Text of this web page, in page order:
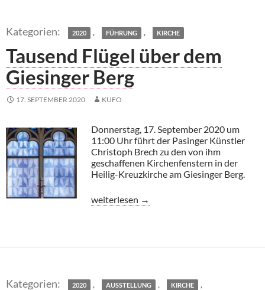
2020 , FÜHRUNG , KIRCHE
Tausend Flügel über dem
Giesinger Berg
17. SEPTEMBER 2020 KUFO
Donnerstag, 17. September 2020 um
11:00 Uhr führt der Pasinger Künstler
Christoph Brech zu den von ihm
geschaffenen Kirchenfenstern in der
Heilig-Kreuzkirche am Giesinger Berg.
Tausend Flügel über dem Giesinger Berg
weiterlesen →
2020 , AUSSTELLUNG , KIRCHE ,